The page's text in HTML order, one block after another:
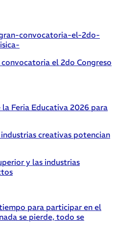
el 2do Congreso
Feria Educativa 2026 para
y las industrias
para participar en el
se pierde, todo se